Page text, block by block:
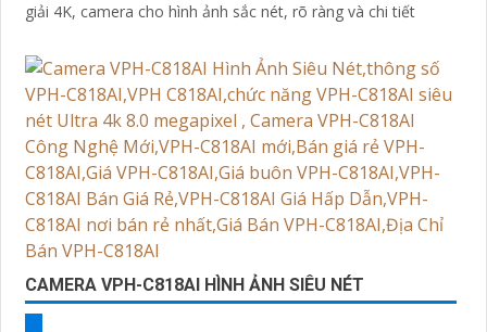
giải 4K, camera cho hình ảnh sắc nét, rõ ràng và chi tiết
CAMERA VPH-C818AI HÌNH ẢNH SIÊU NÉT